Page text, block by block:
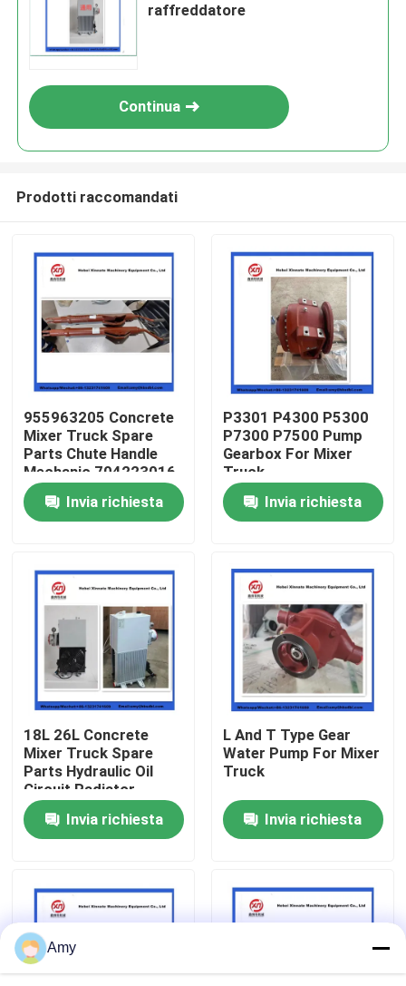
Casa
Prodotti
Video
Chi siamo
Fatory Tour
Controllo di qualità
Contattaci
Parti della pompa per calcestruzzo di Putzmeister
Parti della pompa per calcestruzzo di Schwing
raffreddatore
Continua
Prodotti raccomandati
955963205 Concrete
Mixer Truck Spare
Parts Chute Handle
Mechanic 704223016
Invia richiesta
P3301 P4300 P5300
P7300 P7500 Pump
Gearbox For Mixer
Truck
Invia richiesta
18L 26L Concrete
Mixer Truck Spare
Parts Hydraulic Oil
Circuit Radiator
Invia richiesta
L And T Type Gear
Water Pump For Mixer
Truck
Invia richiesta
Amy